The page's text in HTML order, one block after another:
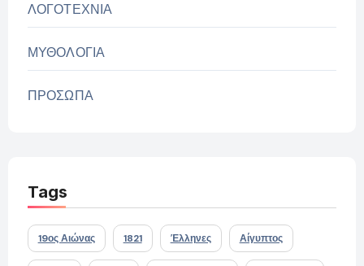
ΛΟΓΟΤΕΧΝΙΑ
ΜΥΘΟΛΟΓΙΑ
ΠΡΟΣΩΠΑ
Tags
19ος Αιώνας 1821 Έλληνες Αίγυπτος